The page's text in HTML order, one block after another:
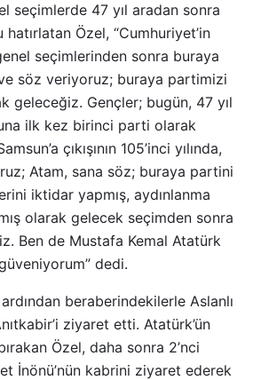
seçimlerde 47 yıl aradan sonra
Özel, “Cumhuriyet’in
seçimlerinden sonra buraya
söz veriyoruz; buraya partimizi
geleceğiz. Gençler; bugün, 47 yıl
ilk kez birinci parti olarak
çıkışının 105’inci yılında,
Atam, sana söz; buraya partini
iktidar yapmış, aydınlanma
olarak gelecek seçimden sonra
Ben de Mustafa Kemal Atatürk
dedi.
ardından beraberindekilerle Aslanlı
ziyaret etti. Atatürk’ün
Özel, daha sonra 2’nci
İnönü’nün kabrini ziyaret ederek